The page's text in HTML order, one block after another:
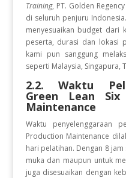
Training, PT. Golden
di seluruh penjuru
menyesuaikan budget dari
peserta, durasi dan lokasi
kami pun sanggung
seperti Malaysia, Singapura,
2.2. Waktu
Green Lean Six
Maintenance
Waktu penyelenggaraan
Production Maintenance
hari pelatihan. Dengan 8
muka dan maupun untuk
juga disesuaikan dengan